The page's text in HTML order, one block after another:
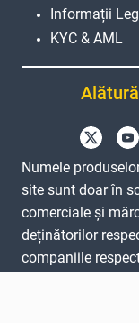
Informații
KYC & AML
Numele
site sunt doar în
comerciale și
deținătorilor
companiile